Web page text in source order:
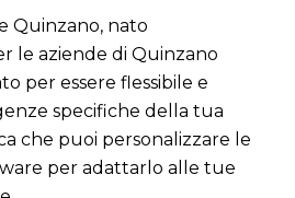
Quinzano, nato
le aziende di Quinzano
per essere flessibile e
specifiche della tua
che puoi personalizzare le
per adattarlo alle tue